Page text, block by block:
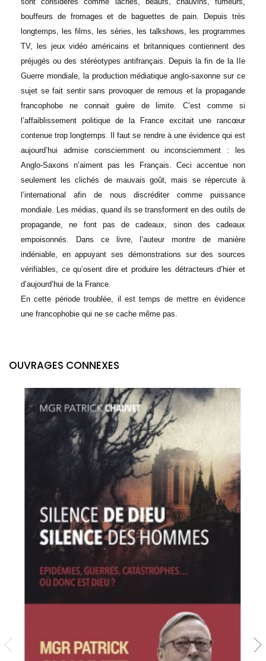
bouffeurs de fromages et de baguettes de pain.
Depuis très
longtemps, les films, les séries, les talkshows, les programmes
TV, les jeux vidéo américains et britanniques contiennent des
préjugés ou des stéréotypes antifrançais.
Depuis la fin de la IIe
Guerre mondiale, la production médiatique anglo-saxonne sur ce
sujet se fait sentir sans provoquer de remous et la propagande
francophobe ne connait guère de limite. C’est comme si
l’affaiblissement politique de la France excitait une rancœur
contenue trop longtemps.
Il faut se rendre à une évidence qui est
aujourd’hui admise consciemment ou inconsciemment : les
Anglo-Saxons n’aiment pas les Français. Ceci accentue non
seulement les clichés de mauvais goût, mais se répercute à
l’international afin de nous discréditer comme puissance
mondiale.
Les médias, quand ils se transforment en des outils de
propagande, ne font pas de cadeaux, sinon des cadeaux
empoisonnés.
Dans ce livre, l’auteur montre de manière
indéniable, en appuyant ses démonstrations sur des sources
vérifiables, ce qu’osent dire et produire les détracteurs d’hier et
d’aujourd’hui de la France.
En cette période troublée, il est temps de mettre en évidence
une francophobie qui ne se cache même pas.
OUVRAGES CONNEXES